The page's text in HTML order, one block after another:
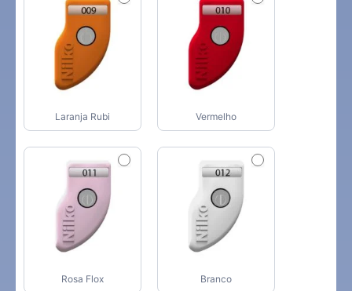
Laranja Rubi Vermelho
Rosa Flox Branco